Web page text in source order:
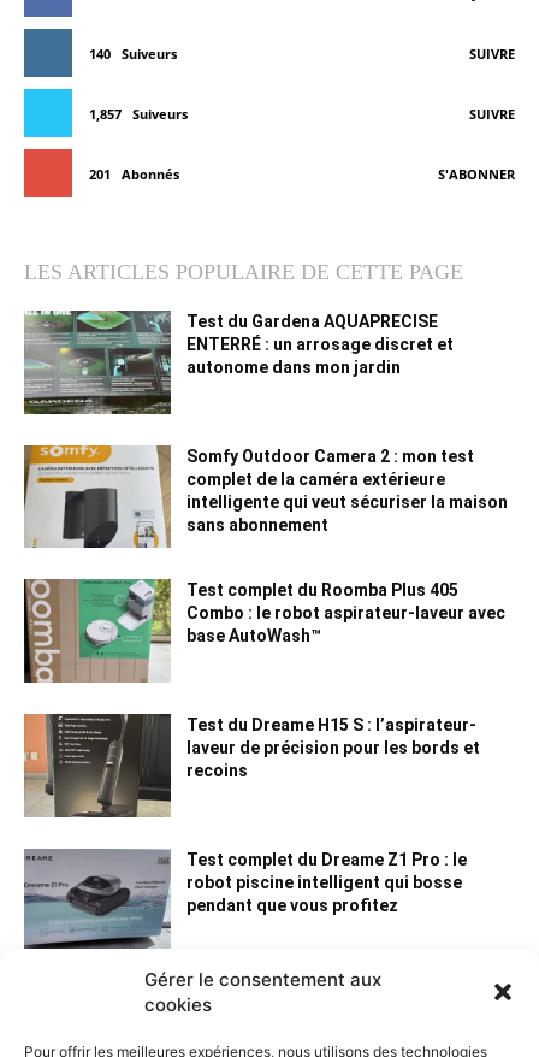
Gérer le consentement aux
cookies
Pour offrir les meilleures expériences, nous utilisons des technologies
140 Suiveurs SUIVRE
1,857 Suiveurs SUIVRE
201 Abonnés S'ABONNER
LES ARTICLES POPULAIRE DE CETTE PAGE
Test du Gardena AQUAPRECISE
ENTERRÉ : un arrosage discret et
autonome dans mon jardin
Somfy Outdoor Camera 2 : mon test
complet de la caméra extérieure
intelligente qui veut sécuriser la maison
sans abonnement
Test complet du Roomba Plus 405
Combo : le robot aspirateur-laveur avec
base AutoWash™
Test du Dreame H15 S : l’aspirateur-
laveur de précision pour les bords et
recoins
Test complet du Dreame Z1 Pro : le
robot piscine intelligent qui bosse
pendant que vous profitez